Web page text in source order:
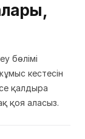
бөлімі
кестесін
қалдыра
қоя аласыз.